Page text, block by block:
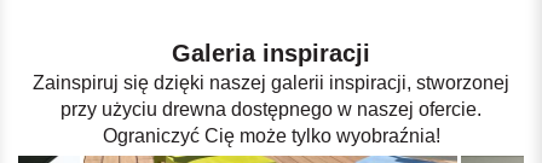
Galeria inspiracji
Zainspiruj się dzięki naszej galerii inspiracji, stworzonej
przy użyciu drewna dostępnego w naszej ofercie.
Ograniczyć Cię może tylko wyobraźnia!